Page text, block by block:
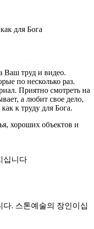
для Бога
Ваш труд и видео.
по несколько раз.
Приятно смотреть на
а любит свое дело,
к труду для Бога.
хороших объектов и
십니다
. 스톤예술의 장인이십